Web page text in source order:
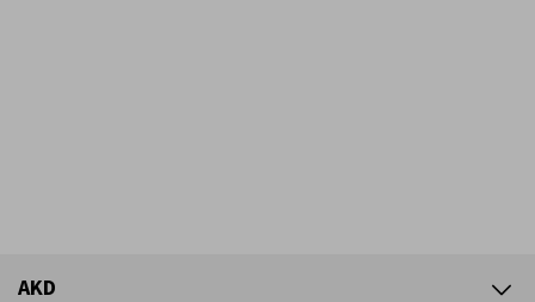
AKD